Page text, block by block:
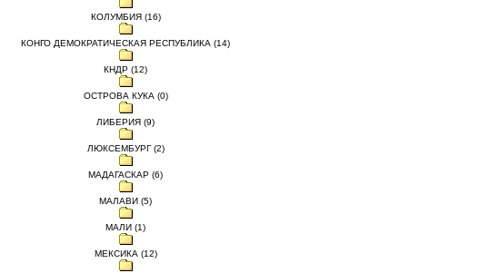
КОЛУМБИЯ (16)
КОНГО ДЕМОКРАТИЧЕСКАЯ РЕСПУБЛИКА (14)
КНДР (12)
ОСТРОВА КУКА (0)
ЛИБЕРИЯ (9)
ЛЮКСЕМБУРГ (2)
МАДАГАСКАР (6)
МАЛАВИ (5)
МАЛИ (1)
МЕКСИКА (12)